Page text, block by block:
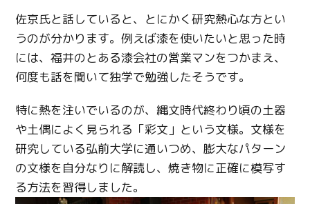
佐京氏と話していると、とにかく研究熱心な方とい
うのが分かります。例えば漆を使いたいと思った時
には、福井のとある漆会社の営業マンをつかまえ、
何度も話を聞いて独学で勉強したそうです。
特に熱を注いでいるのが、縄文時代終わり頃の土器
や土偶によく見られる「彩文」という文様。文様を
研究している弘前大学に通いつめ、膨大なパターン
の文様を自分なりに解読し、焼き物に正確に模写す
る方法を習得しました。
Twitter
Facebook